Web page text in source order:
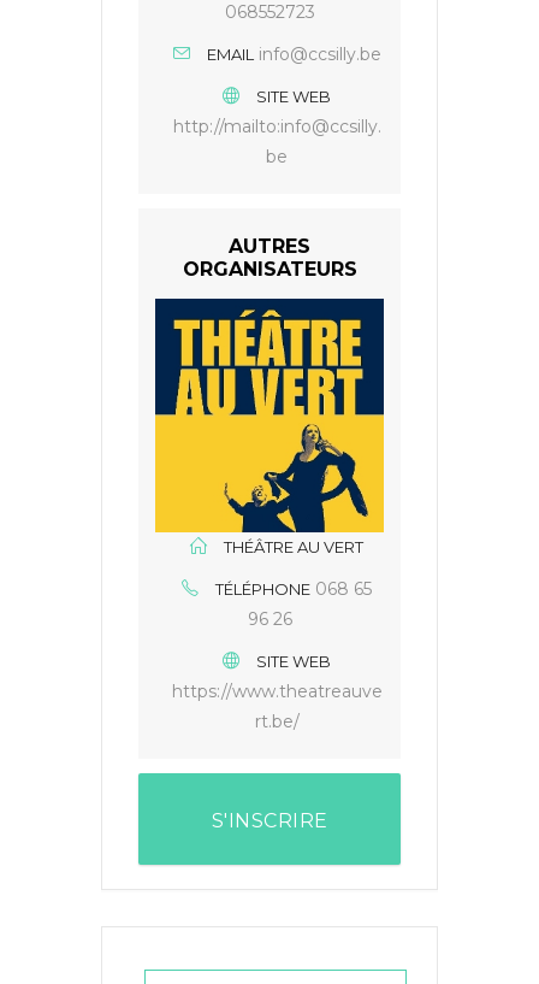
068552723
EMAIL info@ccsilly.be
SITE WEB
http://mailto:info@ccsilly.
be
AUTRES
ORGANISATEURS
THÉÂTRE AU VERT
TÉLÉPHONE 068 65
96 26
SITE WEB
https://www.theatreauve
rt.be/
S'INSCRIRE